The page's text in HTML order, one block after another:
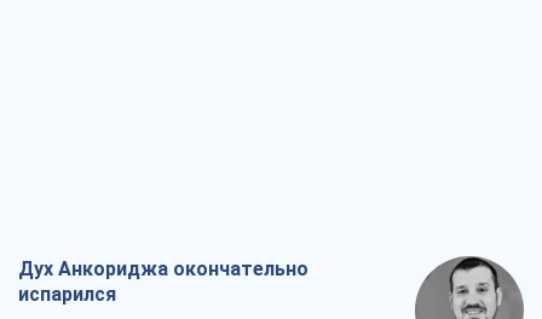
Дух Анкориджа окончательно
испарился